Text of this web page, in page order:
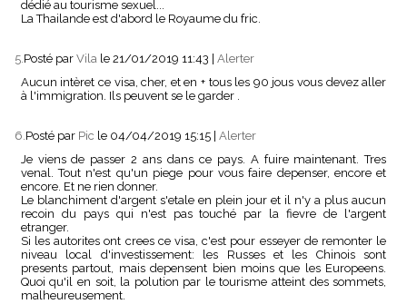
dédié au tourisme sexuel...
La Thailande est d'abord le Royaume du fric.
5. Posté par Vila le 21/01/2019 11:43 | Alerter
Aucun intèret ce visa, cher, et en + tous les 90 jous vous devez aller
à l'immigration. Ils peuvent se le garder .
6. Posté par Pic le 04/04/2019 15:15 | Alerter
Je viens de passer 2 ans dans ce pays. A fuire maintenant. Tres
venal. Tout n'est qu'un piege pour vous faire depenser, encore et
encore. Et ne rien donner.
Le blanchiment d'argent s'etale en plein jour et il n'y a plus aucun
recoin du pays qui n'est pas touché par la fievre de l'argent
etranger.
Si les autorites ont crees ce visa, c'est pour esseyer de remonter le
niveau local d'investissement: les Russes et les Chinois sont
presents partout, mais depensent bien moins que les Europeens.
Quoi qu'il en soit, la polution par le tourisme atteint des sommets,
malheureusement.